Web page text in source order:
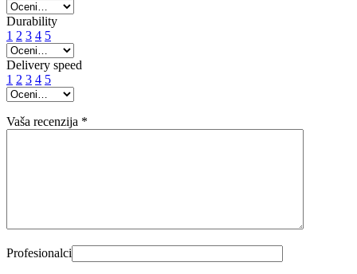
Durability
1 2 3 4 5
Delivery speed
1 2 3 4 5
Vaša recenzija *
Profesionalci